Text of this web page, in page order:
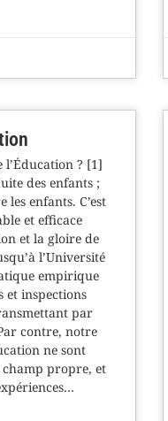
l’Éducation ? [1]
des enfants ;
les enfants. C’est
et efficace
et la gloire de
l’Université
empirique
et inspections
par
contre, notre
ne sont
champ propre, et